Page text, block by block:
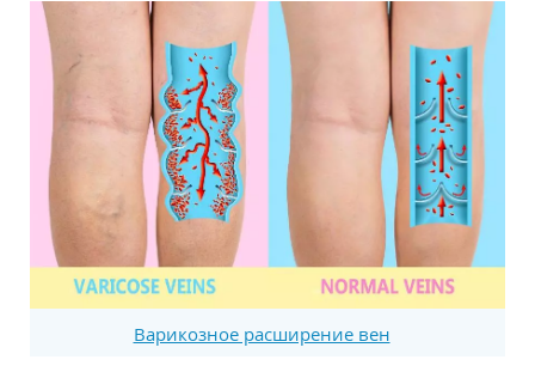
Варикозное расширение вен